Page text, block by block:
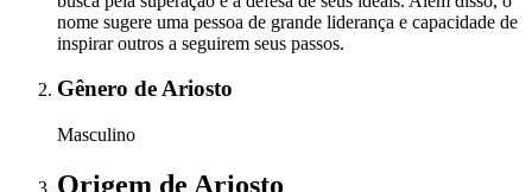
nome sugere uma pessoa de grande liderança e capacidade de
inspirar outros a seguirem seus passos.
Gênero de Ariosto
Masculino
Origem de Ariosto